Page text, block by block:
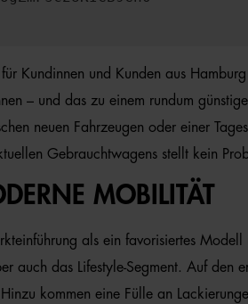
Kundinnen und Kunden aus
– und das zu einem rundum
neuen Fahrzeugen oder einer
Gebrauchtwagens stellt kein
MOBILITÄT
als ein favorisiertes
auch das Lifestyle-Segment. Auf den
kommen eine Fülle an